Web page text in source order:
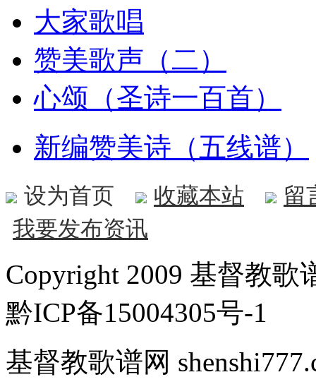
大家歌唱
赞美歌声（二）
心颂（圣诗一百首）
新编赞美诗（五线谱）
设为首页 收藏本站
留
我要发布资讯
Copyright 2009 基督教歌
黔ICP备15004305号-1
基督教歌谱网